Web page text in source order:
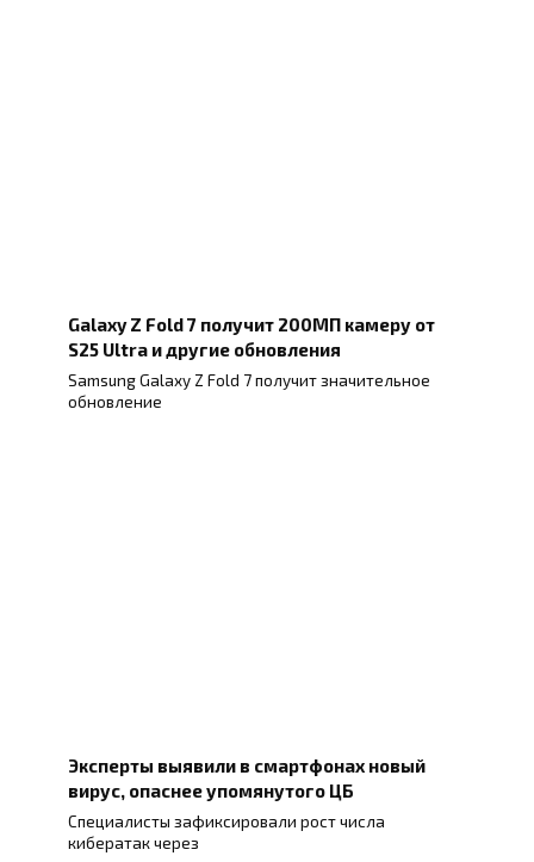
Galaxy Z Fold 7 получит 200МП камеру от
S25 Ultra и другие обновления
Samsung Galaxy Z Fold 7 получит значительное
обновление
Эксперты выявили в смартфонах новый
вирус, опаснее упомянутого ЦБ
Специалисты зафиксировали рост числа
кибератак через